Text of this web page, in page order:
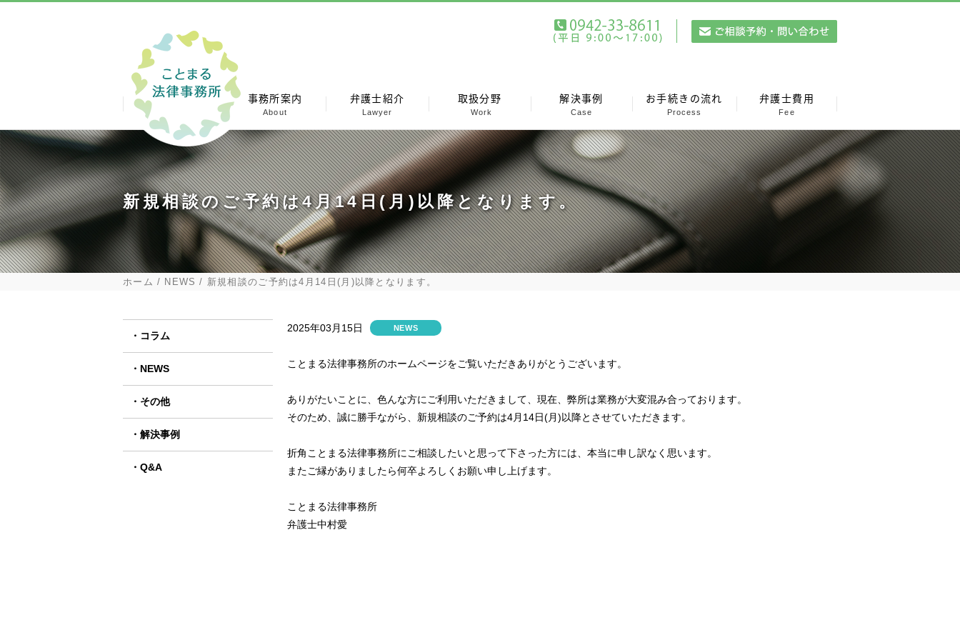
ホーム 事務所案内
About
弁護士紹介
Lawyer
取扱分野
Work
解決事例
Case
お手続きの流れ
Process
弁護士費用
Fee
新規相談のご予約は4月14日(月)以降となります。
ホーム NEWS 新規相談のご予約は4月14日(月)以降となります。
2025年03月15日 NEWS
ことまる法律事務所のホームページをご覧いただきありがとうございます。
ありがたいことに、色んな方にご利用いただきまして、現在、弊所は業務が大変混み合っております。
そのため、誠に勝手ながら、新規相談のご予約は4月14日(月)以降とさせていただきます。
折角ことまる法律事務所にご相談したいと思って下さった方には、本当に申し訳なく思います。
またご縁がありましたら何卒よろしくお願い申し上げます。
ことまる法律事務所
弁護士中村愛
コラム
NEWS
その他
解決事例
Q&A